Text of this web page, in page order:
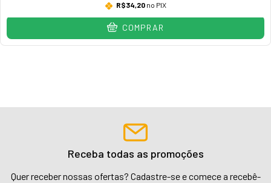
R$34,20no PIX
COMPRAR
Receba todas as promoções
Quer receber nossas ofertas? Cadastre-se e comece a recebê-